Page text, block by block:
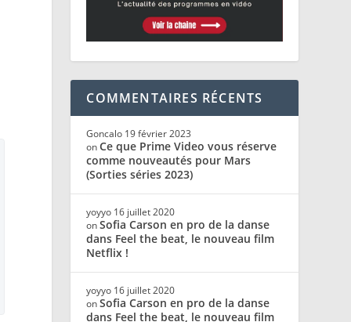
COMMENTAIRES RÉCENTS
Goncalo 19 février 2023
onCe que Prime Video vous réserve
comme nouveautés pour Mars
(Sorties séries 2023)
yoyyo 16 juillet 2020
onSofia Carson en pro de la danse
dans Feel the beat, le nouveau film
Netflix !
yoyyo 16 juillet 2020
onSofia Carson en pro de la danse
dans Feel the beat, le nouveau film